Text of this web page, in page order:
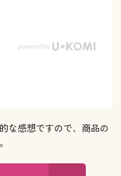
な感想ですので、商品の